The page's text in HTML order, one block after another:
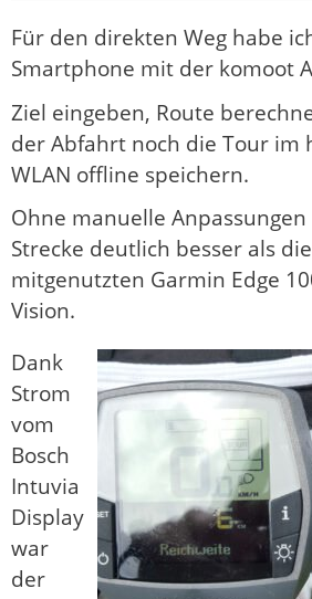
Für den direkten Weg habe
Smartphone mit der komoot
Ziel eingeben, Route
der Abfahrt noch die Tour im
WLAN offline speichern.
Ohne manuelle
Strecke deutlich besser als
mitgenutzten Garmin Edge
Vision.
Dank
Strom
vom
Bosch
Intuvia
Display
war
der